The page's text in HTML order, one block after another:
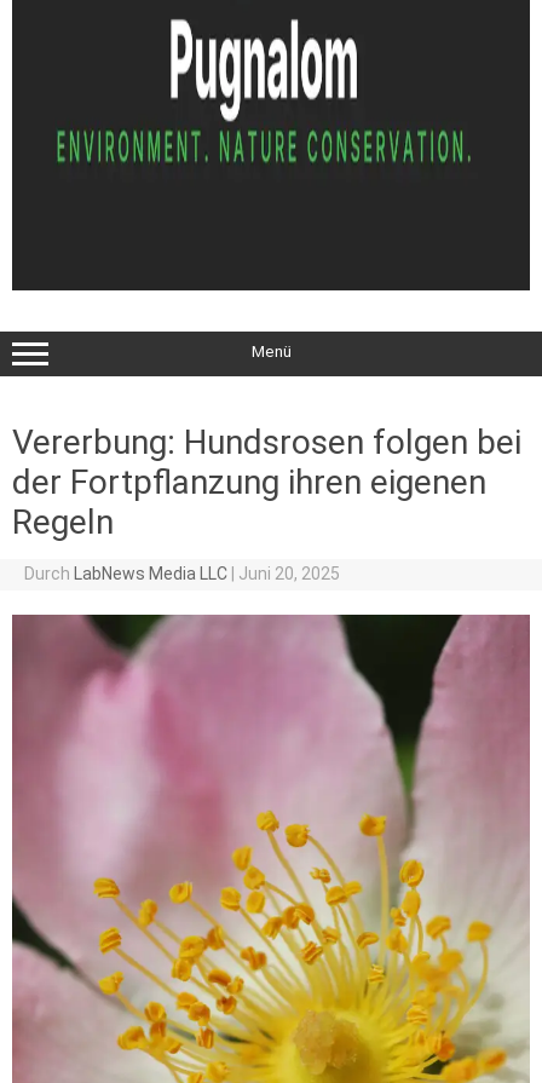
Menü
Vererbung: Hundsrosen folgen bei
der Fortpflanzung ihren eigenen
Regeln
Durch LabNews Media LLC Juni 20, 2025